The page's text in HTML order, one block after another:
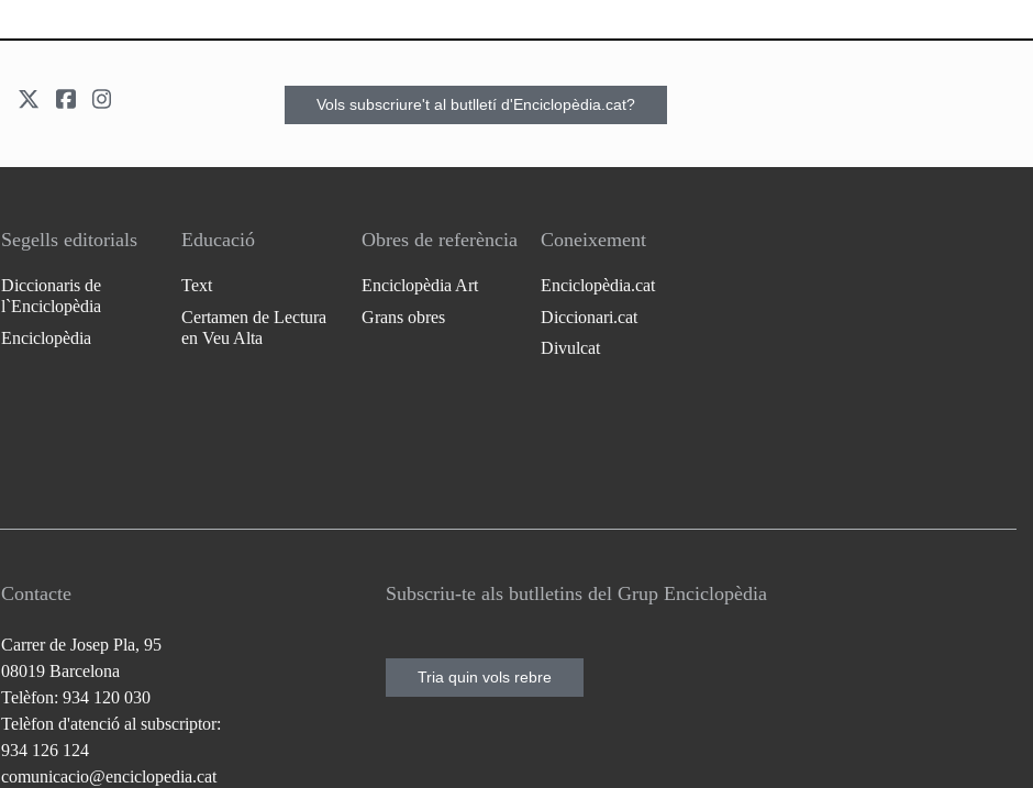
Vols subscriure't al butlletí d'Enciclopèdia.cat?
Segells editorials
Diccionaris de
l`Enciclopèdia
Enciclopèdia
Educació
Text
Certamen de Lectura
en Veu Alta
Obres de referència
Enciclopèdia Art
Grans obres
Coneixement
Enciclopèdia.cat
Diccionari.cat
Divulcat
Contacte
Carrer de Josep Pla, 95
08019 Barcelona
Telèfon: 934 120 030
Telèfon d'atenció al subscriptor:
934 126 124
comunicacio@enciclopedia.cat
Subscriu-te als butlletins del Grup Enciclopèdia
Tria quin vols rebre